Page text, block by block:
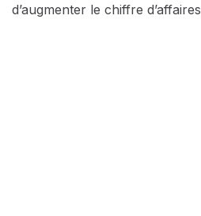
d’augmenter le chiffre d’affaires